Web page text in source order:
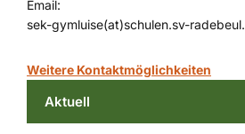
Email:
sek-gymluise(at)schulen.sv-
Weitere Kontaktmöglichkeiten
Aktuell